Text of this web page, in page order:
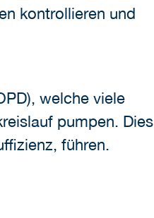
kontrollieren und
welche viele
pumpen. Dies
führen.